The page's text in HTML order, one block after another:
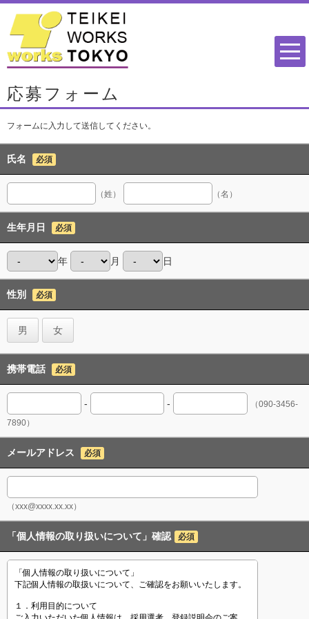
応募フォーム
フォームに入力して送信してください。
氏名 必須
（姓） （名）
生年月日 必須
年 月 日
性別 必須
男 女
携帯電話 必須
- -
（090-3456-
7890）
メールアドレス 必須
（xxx@xxxx.xx.xx）
「個人情報の取り扱いについて」確認 必須